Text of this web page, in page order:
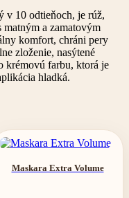
v 10 odtieňoch, je rúž,
a zamatovým
komfort, chráni pery
zloženie, nasýtené
krémovú farbu, ktorá je
hladká.
Maskara Extra Volume